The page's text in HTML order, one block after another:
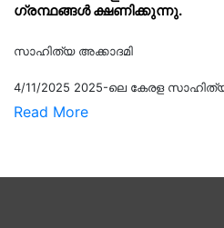
ഗ്രന്ഥങ്ങൾ ക്ഷണിക്കുന്നു.
സാഹിത്യ അക്കാദമി
4/11/2025 2025-ലെ കേരള
Read More